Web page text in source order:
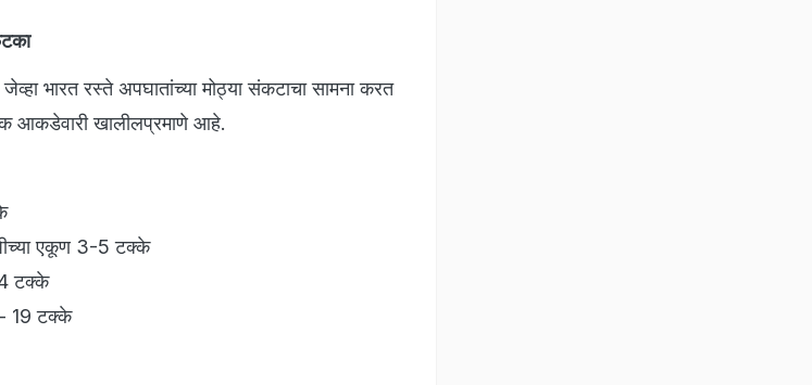
भारत रस्ते अपघातांच्या मोठ्या संकटाचा सामना करत
आकडेवारी खालीलप्रमाणे आहे.
एकूण 3-5 टक्के
टक्के
- 19 टक्के